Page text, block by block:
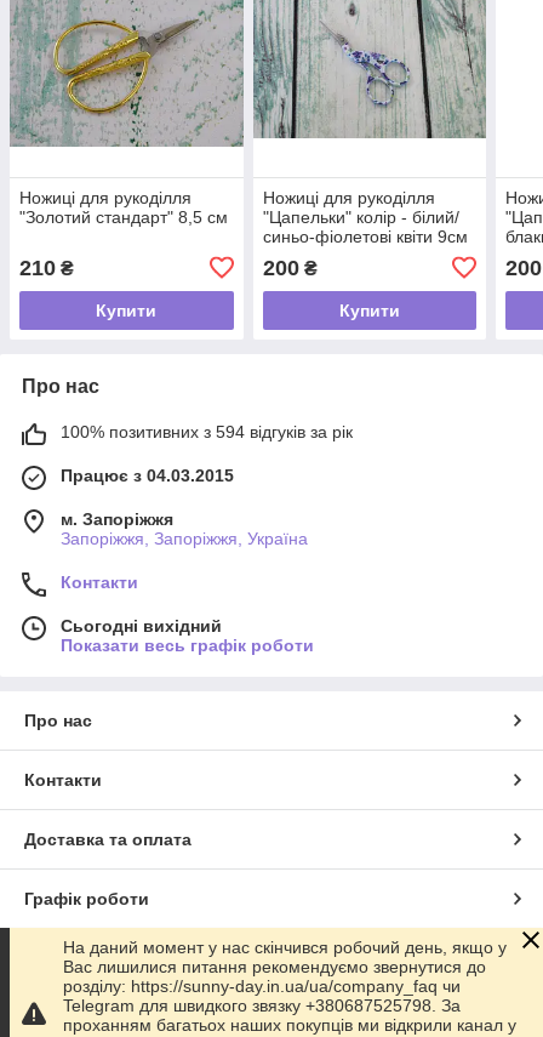
Ножиці для рукоділля
"Золотий стандарт" 8,5 см
210 ₴
Купити
Ножиці для рукоділля
"Цапельки" колір - білий/
синьо-фіолетові квіти 9см
200₴
Купити
200
Про нас
100% позитивних з 594 відгуків за рік
Працює з 04.03.2015
м. Запоріжжя
Запоріжжя, Запоріжжя, Україна
Контакти
Сьогодні вихідний
Показати весь графік роботи
Про нас
Контакти
Доставка та оплата
Графік роботи
Повна версія сайту
Сайт створено на маркетплейсі Prom.ua
На даний момент у нас скінчився робочий день, якщо у
Вас лишилися питання рекомендуємо звернутися до
розділу: https://sunny-day.in.ua/ua/company_faq чи
Telegram для швидкого звязку +380687525798. За
проханням багатьох наших покупців ми відкрили канал у